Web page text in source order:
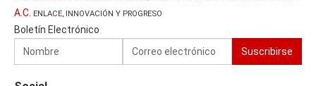
A.C. ENLACE, INNOVACIÓN Y PROGRESO
Boletín Electrónico